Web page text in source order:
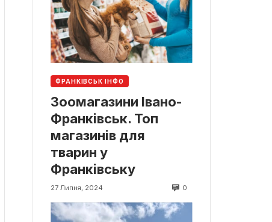
ФРАНКІВСЬК ІНФО
Зоомагазини Івано-
Франківськ. Топ
магазинів для
тварин у
Франківську
27 Липня, 2024 0